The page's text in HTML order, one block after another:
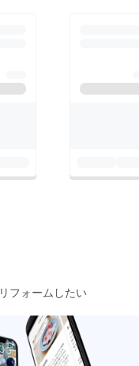
フォームしたい